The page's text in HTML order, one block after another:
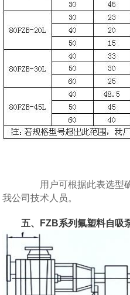
用户可根据此表选型确
我公司技术人员。
五、FZB系列氟塑料自吸